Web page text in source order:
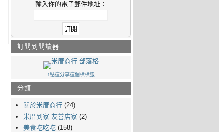
輸入你的電子郵件地址：
訂閱到閱讀器
↑點這分享這個標標籤
分類
關於米厝商行 (24)
米厝到家 友善店家 (2)
美食吃吃吃 (158)